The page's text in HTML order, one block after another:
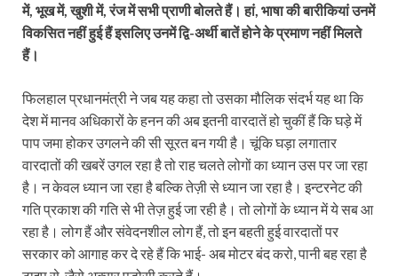
में, भूख में, खुशी में, रंज में सभी प्राणी बोलते हैं। हां, भाषा की बारीकियां उनमें
विकसित नहीं हुई हैं इसलिए उनमें द्वि-अर्थी बातें होने के प्रमाण नहीं मिलते
हैं।
फिलहाल प्रधानमंत्री ने जब यह कहा तो उसका मौलिक संदर्भ यह था कि
देश में मानव अधिकारों के हनन की अब इतनी वारदातें हो चुकीं हैं कि घड़े में
पाप जमा होकर उगलने की सी सूरत बन गयी है। चूंकि घड़ा लगातार
वारदातों की खबरें उगल रहा है तो राह चलते लोगों का ध्यान उस पर जा रहा
है। न केवल ध्यान जा रहा है बल्कि तेज़ी से ध्यान जा रहा है। इन्टरनेट की
गति प्रकाश की गति से भी तेज़ हुई जा रही है। तो लोगों के ध्यान में ये सब आ
रहा है। लोग हैं और संवेदनशील लोग हैं, तो इन बहती हुई वारदातों पर
सरकार को आगाह कर दे रहे हैं कि भाई- अब मोटर बंद करो, पानी बह रहा है